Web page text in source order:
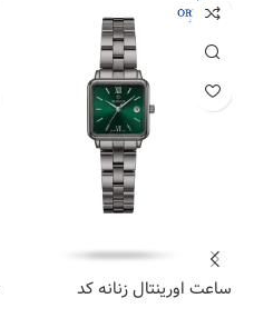
ساعت اورینتال زنانه کد